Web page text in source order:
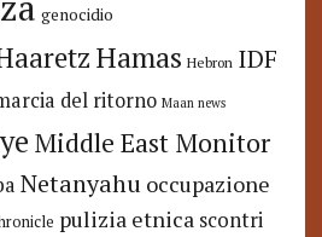
genocidio
Hamas Hebron IDF
del ritorno Maan news
Middle East Monitor
Netanyahu occupazione
pulizia etnica scontri